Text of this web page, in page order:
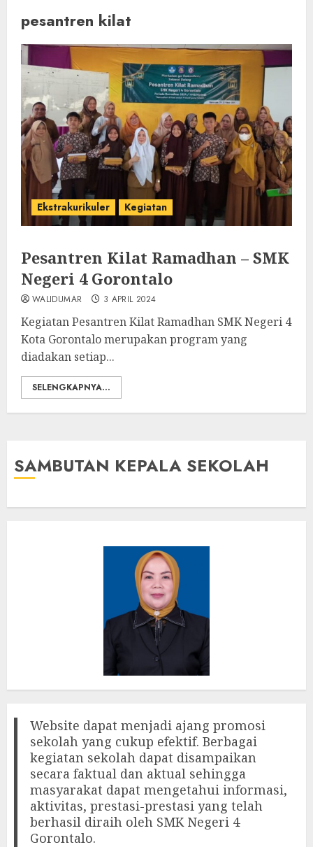
pesantren kilat
Ekstrakurikuler Kegiatan
Pesantren Kilat Ramadhan – SMK
Negeri 4 Gorontalo
WALIDUMAR 3 APRIL 2024
Kegiatan Pesantren Kilat Ramadhan SMK Negeri 4
Kota Gorontalo merupakan program yang
diadakan setiap...
SELENGKAPNYA...
SAMBUTAN KEPALA SEKOLAH
Website dapat menjadi ajang promosi
sekolah yang cukup efektif. Berbagai
kegiatan sekolah dapat disampaikan
secara faktual dan aktual sehingga
masyarakat dapat mengetahui informasi,
aktivitas, prestasi-prestasi yang telah
berhasil diraih oleh SMK Negeri 4
Gorontalo.